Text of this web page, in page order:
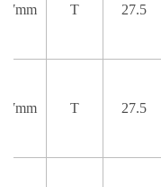
27.5
T
27.5
T